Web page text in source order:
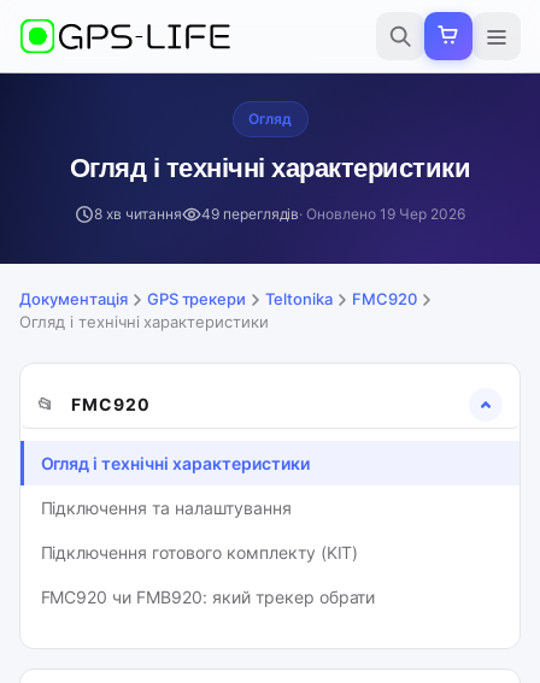
Огляд
Огляд і технічні характеристики
8 хв читання 49 переглядів· Оновлено 19 Чер 2026
Документація GPS трекери Teltonika
FMC920
Огляд і технічні характеристики
📂 FMC920
Огляд і технічні характеристики
Підключення та налаштування
Підключення готового комплекту (KIT)
FMC920 чи FMB920: який трекер обрати